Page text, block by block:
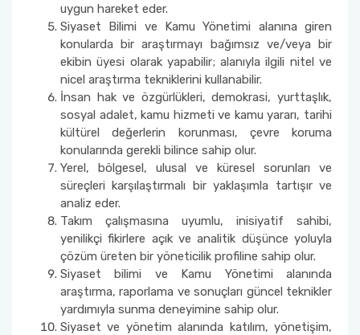
uygun hareket eder.
Siyaset Bilimi ve Kamu Yönetimi alanına giren
konularda bir araştırmayı bağımsız ve/veya bir
ekibin üyesi olarak yapabilir; alanıyla ilgili nitel ve
nicel araştırma tekniklerini kullanabilir.
İnsan hak ve özgürlükleri, demokrasi, yurttaşlık,
sosyal adalet, kamu hizmeti ve kamu yararı, tarihi
kültürel değerlerin korunması, çevre koruma
konularında gerekli bilince sahip olur.
Yerel, bölgesel, ulusal ve küresel sorunları ve
süreçleri karşılaştırmalı bir yaklaşımla tartışır ve
analiz eder.
Takım çalışmasına uyumlu, inisiyatif sahibi,
yenilikçi fikirlere açık ve analitik düşünce yoluyla
çözüm üreten bir yöneticilik profiline sahip olur.
Siyaset bilimi ve Kamu Yönetimi alanında
araştırma, raporlama ve sonuçları güncel teknikler
yardımıyla sunma deneyimine sahip olur.
Siyaset ve yönetim alanında katılım, yönetişim,